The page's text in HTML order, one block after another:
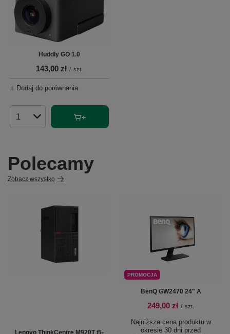
Huddly GO 1.0
143,00 zł / szt.
+ Dodaj do porównania
Ilość produktów
Polecamy
Zobacz wszystko
Lenovo ThinkCentre M920T i5-
PROMOCJA
BenQ GW2470 24" A
249,00 zł / szt.
Najniższa cena produktu w
okresie 30 dni przed